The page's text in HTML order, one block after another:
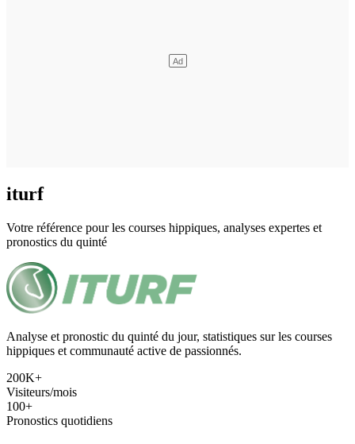
iturf
Votre référence pour les courses hippiques, analyses expertes et
pronostics du quinté
Analyse et pronostic du quinté du jour, statistiques sur les courses
hippiques et communauté active de passionnés.
200K+
Visiteurs/mois
100+
Pronostics quotidiens